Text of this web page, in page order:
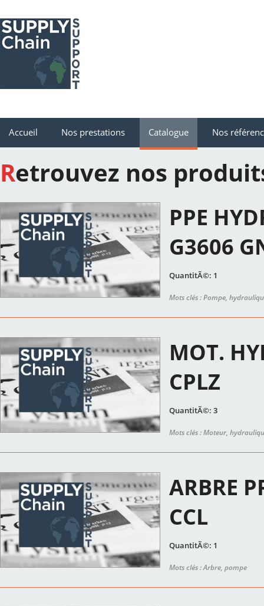
Accueil Nos prestations Catalogue Nos
Retrouvez nos
PPE
G3606
QuantitÃ©: 1
Mots clés : Pompe,
MOT.
CPLZ
QuantitÃ©: 3
Mots clés : Moteur,
ARBRE
CCL
QuantitÃ©: 1
Mots clés : Arbre, pompe